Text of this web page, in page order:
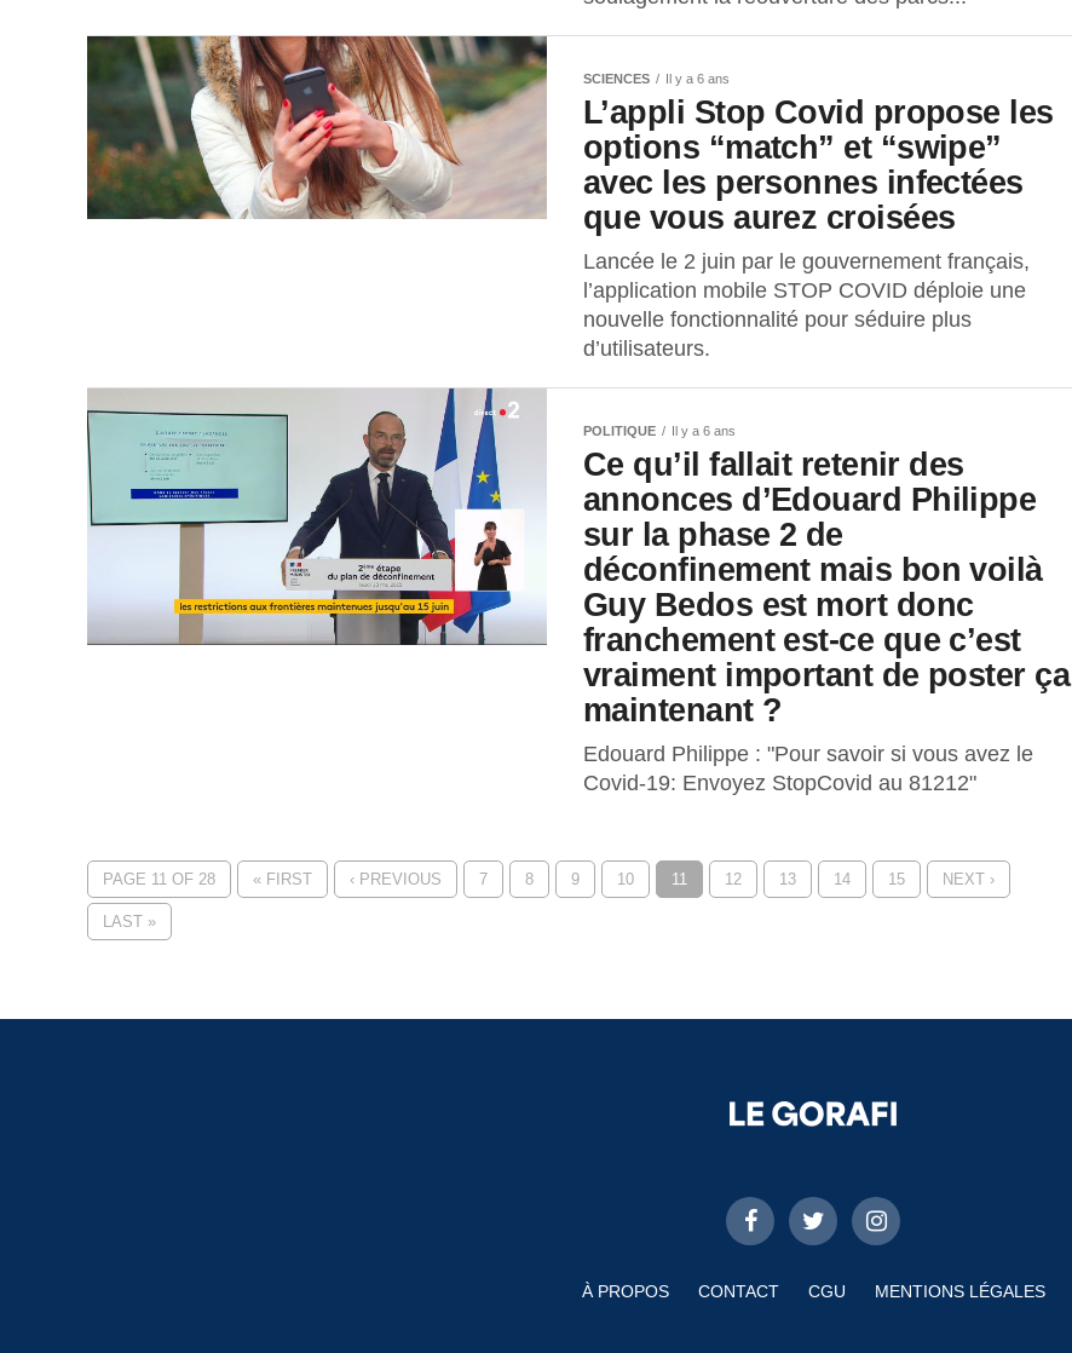
SCIENCES Il y a 6 ans
L’appli Stop Covid propose les
options “match” et “swipe”
avec les personnes infectées
que vous aurez croisées
Lancée le 2 juin par le gouvernement français,
l’application mobile STOP COVID déploie une
nouvelle fonctionnalité pour séduire plus
d’utilisateurs.
POLITIQUE Il y a 6 ans
Ce qu’il fallait retenir des
annonces d’Edouard Philippe
sur la phase 2 de
déconfinement mais bon voilà
Guy Bedos est mort donc
franchement est-ce que c’est
vraiment important de poster ça
maintenant ?
Edouard Philippe : "Pour savoir si vous avez le
Covid-19: Envoyez StopCovid au 81212"
PAGE 11 OF 28 « FIRST ‹ PREVIOUS 7 8 9 10 11 12 13 14 15 NEXT ›
LAST »
À PROPOS CONTACT CGU MENTIONS LÉGALES